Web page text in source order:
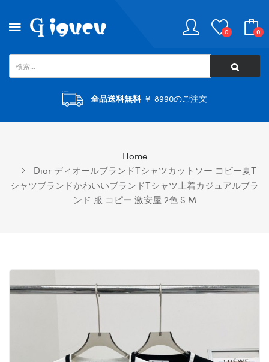
0 0
全品送料無料￥ 8990のご注文
Home
Dior ディオールブランドtシャツカットソー コピー夏t
シャツブランドかわいいブランドtシャツ上着カジュアルブラ
ンド 服 コピー 激安屋 2色 S M